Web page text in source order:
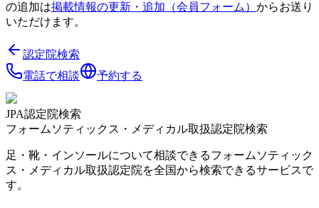
の追加は掲載情報の更新・追加（会員フォーム） からお送り
いただけます。
認定院検索
電話で相談
予約する
JPA認定院検索
フォームソティックス・メディカル取扱認定院検索
足・靴・インソールについて相談できるフォームソティック
ス・メディカル取扱認定院を全国から検索できるサービスで
す。